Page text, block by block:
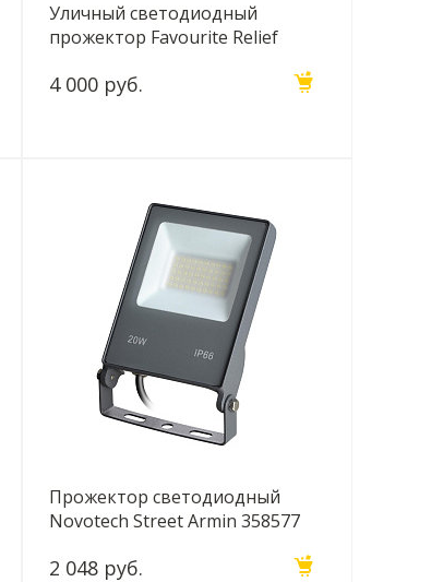
Уличный светодиодный
прожектор Favourite Relief
4 000 руб.
Прожектор светодиодный
Novotech Street Armin 358577
2 048 руб.